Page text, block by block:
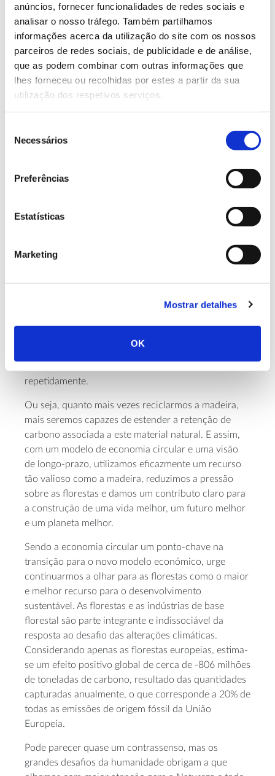
anúncios, fornecer funcionalidades de redes sociais e
analisar o nosso tráfego. Também partilhamos
informações acerca da utilização do site com os nossos
parceiros de redes sociais, de publicidade e de análise,
que as podem combinar com outras informações que
lhes forneceu ou recolhidas por estes a partir da sua
utilização dos respetivos serviços.
Necessários
Preferências
Estatísticas
Marketing
Mostrar detalhes
OK
portas, resíduos de construção, entre muitos outros.
Para além disso, o sistema também aproveita e
valoriza subprodutos da indústria, como os
costaneiros, o serrim ou a estilha.
No entanto, a estratégia para alavancar a madeira
reciclada contempla ainda melhoria contínua dos
abastecimento, e a integração em projetos de I&D e
inovação que visam, a médio prazo, estender a nossa
estratégia – ambiciosa – de elevar, em algumas das
incorporação de madeira reciclada até 85%. Desta
forma, asseguramos uma valorização contínua desta
forma sustentável e cuidadosamente controladas e
repetidamente.
Ou seja, quanto mais vezes reciclarmos a madeira,
mais seremos capazes de estender a retenção de
carbono associada a este material natural. E assim,
com um modelo de economia circular e uma visão
de longo-prazo, utilizamos eficazmente um recurso
tão valioso como a madeira, reduzimos a pressão
sobre as florestas e damos um contributo claro para
a construção de uma vida melhor, um futuro melhor
e um planeta melhor.
Sendo a economia circular um ponto-chave na
transição para o novo modelo económico, urge
continuarmos a olhar para as florestas como o maior
e melhor recurso para o desenvolvimento
sustentável. As florestas e as indústrias de base
florestal são parte integrante e indissociável da
resposta ao desafio das alterações climáticas.
Considerando apenas as florestas europeias, estima-
se um efeito positivo global de cerca de -806 milhões
de toneladas de carbono, resultado das quantidades
capturadas anualmente, o que corresponde a 20% de
todas as emissões de origem fóssil da União
Europeia.
Pode parecer quase um contrassenso, mas os
grandes desafios da humanidade obrigam a que